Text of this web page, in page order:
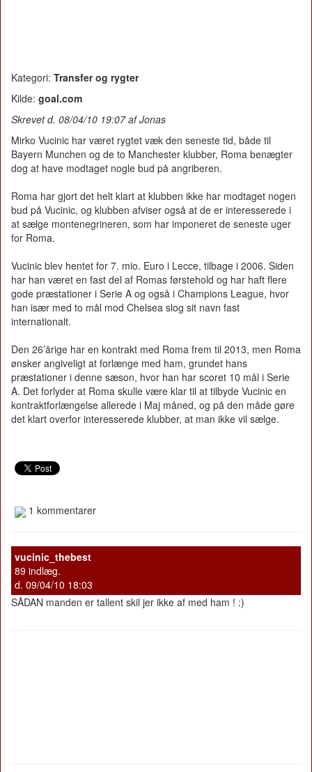
Kategori: Transfer og rygter
Kilde: goal.com
Skrevet d. 08/04/10 19:07 af Jonas
Mirko Vucinic har været rygtet væk den seneste tid, både til
Bayern Munchen og de to Manchester klubber, Roma benægter
dog at have modtaget nogle bud på angriberen.
Roma har gjort det helt klart at klubben ikke har modtaget nogen
bud på Vucinic, og klubben afviser også at de er interesserede i
at sælge montenegrineren, som har imponeret de seneste uger
for Roma.
Vucinic blev hentet for 7. mio. Euro i Lecce, tilbage i 2006. Siden
har han været en fast del af Romas førstehold og har haft flere
gode præstationer i Serie A og også i Champions League, hvor
han især med to mål mod Chelsea slog sit navn fast
internationalt.
Den 26’årige har en kontrakt med Roma frem til 2013, men Roma
ønsker angiveligt at forlænge med ham, grundet hans
præstationer i denne sæson, hvor han har scoret 10 mål i Serie
A. Det forlyder at Roma skulle være klar til at tilbyde Vucinic en
kontraktforlængelse allerede i Maj måned, og på den måde gøre
det klart overfor interesserede klubber, at man ikke vil sælge.
1 kommentarer
vucinic_thebest
89 indlæg.
d. 09/04/10 18:03
SÅDAN manden er tallent skil jer ikke af med ham ! :)